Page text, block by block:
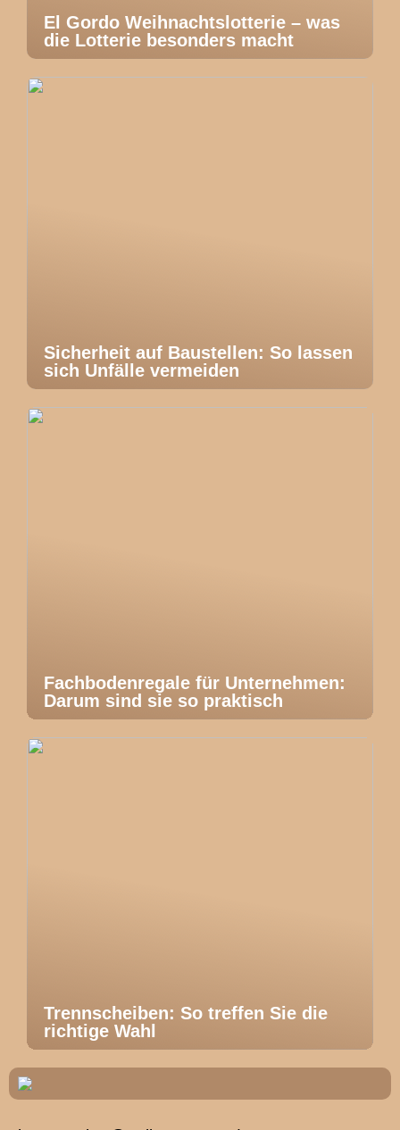
El Gordo Weihnachtslotterie – was
die Lotterie besonders macht
Sicherheit auf Baustellen: So lassen
sich Unfälle vermeiden
Fachbodenregale für Unternehmen:
Darum sind sie so praktisch
Trennscheiben: So treffen Sie die
richtige Wahl